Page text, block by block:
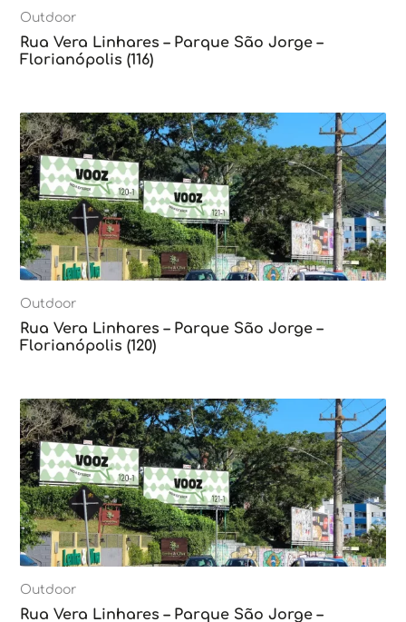
Outdoor
Rua Vera Linhares – Parque São Jorge –
Florianópolis (116)
Outdoor
Rua Vera Linhares – Parque São Jorge –
Florianópolis (120)
Outdoor
Rua Vera Linhares – Parque São Jorge –